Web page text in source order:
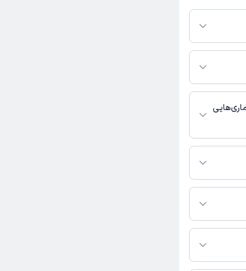
در پلتفرم دکترتو
صورت فعال بودن
پزشکی و
دندانپزشک
تماس بگیرید.
یاسر رحیمی اشان به